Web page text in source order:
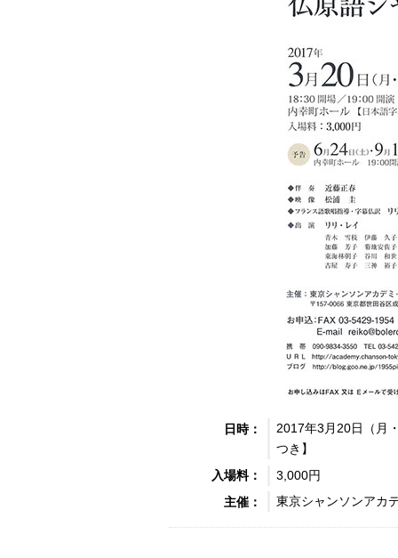
日時：
2017年3月20日（月
つき】
入場料：
3,000円
主催：
東京シャンソンアカ